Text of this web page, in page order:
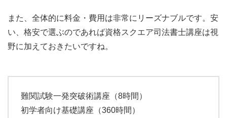
また、全体的に料金・費用は非常にリーズナブルです。安
い、格安で選ぶのであれば資格スクエア司法書士講座は視
野に加えておきたいですね。
難関試験一発突破術講座（8時間）
初学者向け基礎講座（360時間）